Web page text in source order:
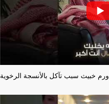
ورم خبيث سبب تآكل بالأنسجة الرخوية